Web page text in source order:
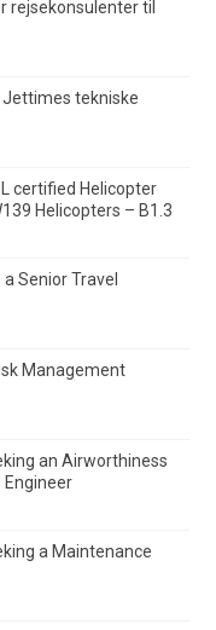
rejsekonsulenter til
tekniske
certified Helicopter
Helicopters – B1.3
Senior Travel
Management
an Airworthiness
Engineer
a Maintenance